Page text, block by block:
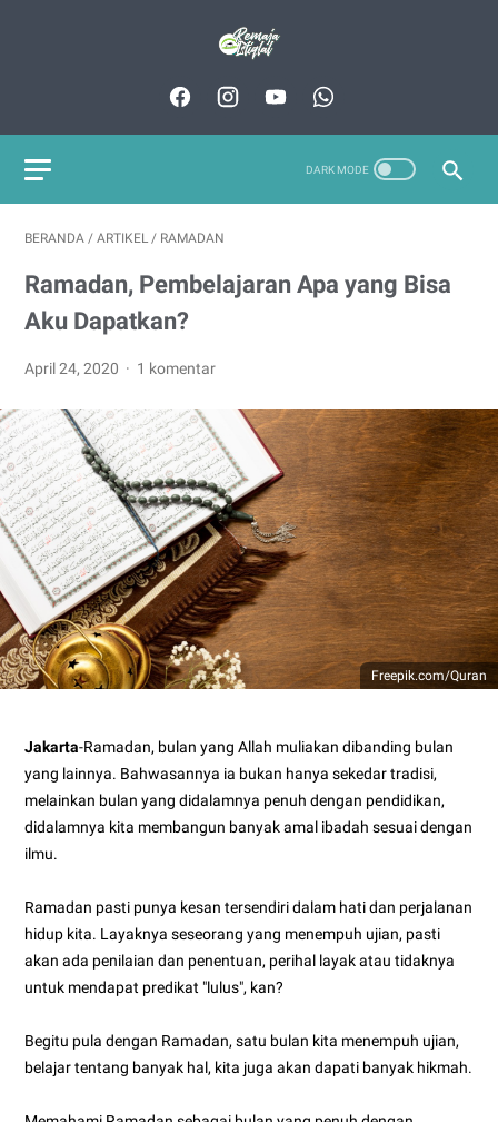
BERANDA / ARTIKEL / RAMADAN
Ramadan, Pembelajaran Apa yang Bisa
Aku Dapatkan?
April 24, 2020 1 komentar
Freepik.com/Quran
Jakarta-Ramadan, bulan yang Allah muliakan dibanding bulan
yang lainnya. Bahwasannya ia bukan hanya sekedar tradisi,
melainkan bulan yang didalamnya penuh dengan pendidikan,
didalamnya kita membangun banyak amal ibadah sesuai dengan
ilmu.
Ramadan pasti punya kesan tersendiri dalam hati dan perjalanan
hidup kita. Layaknya seseorang yang menempuh ujian, pasti
akan ada penilaian dan penentuan, perihal layak atau tidaknya
untuk mendapat predikat "lulus", kan?
Begitu pula dengan Ramadan, satu bulan kita menempuh ujian,
belajar tentang banyak hal, kita juga akan dapati banyak hikmah.